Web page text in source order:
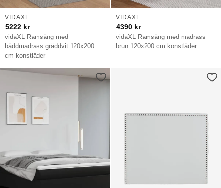
vidaXL Ramsäng med
bäddmadrass gräddvit 120x200
cm konstläder
VIDAXL
5222 kr
vidaXL Ramsäng med madrass
brun 120x200 cm konstläder
VIDAXL
4390 kr